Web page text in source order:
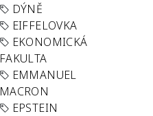
DÝNĚ
EIFFELOVKA
EKONOMICKÁ
FAKULTA
EMMANUEL
MACRON
EPSTEIN